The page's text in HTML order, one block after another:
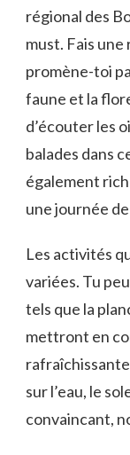
régional des
must. Fais
promène-toi
faune et la
d’écouter les
balades dans
également
une journée
Les activités
variées. Tu
tels que la
mettront en
sur l’eau, le
convaincant,